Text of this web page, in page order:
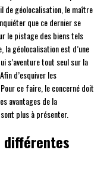
de géolocalisation, le maître
que ce dernier se
le pistage des biens tels
la géolocalisation est d’une
s’aventure tout seul sur la
d’esquiver les
ce faire, le concerné doit
avantages de la
plus à présenter.
différentes